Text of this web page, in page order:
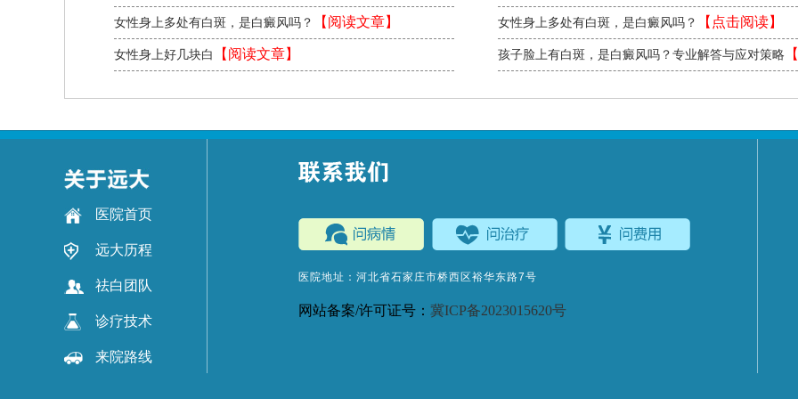
女性身上多处有白斑，是白癜风吗？ 【阅读文章】
女性身上好几块白 【阅读文章】
读】
女性身上多处有白斑，是白癜风吗？ 【点击阅读】
孩子脸上有白斑，是白癜风吗？专业解答与应对策略
医院首页
远大历程
祛白团队
诊疗技术
来院路线
医院地址：河北省石家庄市桥西区裕华东路7号
网站备案/许可证号： 冀ICP备2023015620号